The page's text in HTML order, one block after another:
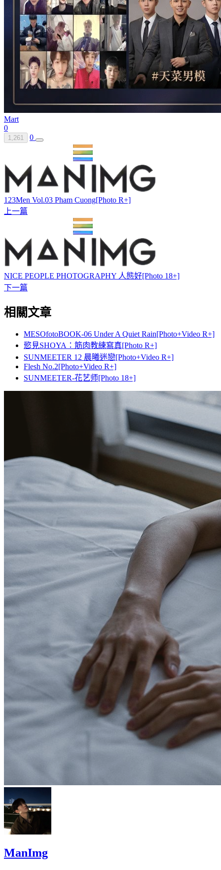
Mart
0
1,261 0
123Men Vol.03 Pham Cuong[Photo R+]
上一篇
NICE PEOPLE PHOTOGRAPHY 人態好[Photo 18+]
下一篇
相關文章
MESOfotoBOOK-06 Under A Quiet Rain[Photo+Video R+]
慾見SHOYA：筋肉教練寫真[Photo R+]
SUNMEETER 12 晨曦迷戀[Photo+Video R+]
Flesh No.2[Photo+Video R+]
SUNMEETER-花艺师[Photo 18+]
ManImg